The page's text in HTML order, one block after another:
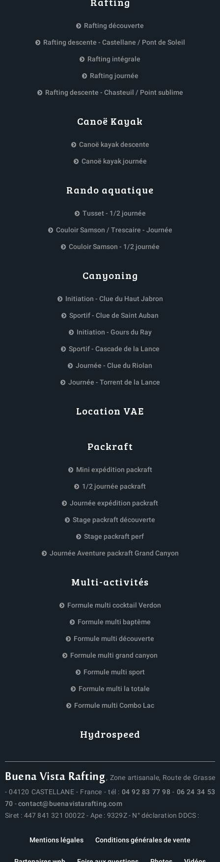
Rafting découverte
Rafting descente - Castellane / Pont de Soleil
Rafting intégrale
Rafting journée
Rafting descente - Chasteuil / Point sublime
Canoë Kayak
Canoë kayak descente
Canoë kayak journée
Rando aquatique
Tusset - 1/2 journée
Couloir Samson / Trescaire - Journée
Couloir Samson - 1/2 journée
Hydrospeed
Canyoning
Initiation - Clue du Haut Jabron
Sportif - Clue de Saint Auban
Initiation - Gours du Ray
Sportif - Cascade de la Lance
Journée - Clue du Riolan
Journée - Torrent de la Lance
Location VAE
Packraft
Mini expédition packraft
1/2 journée packraft
Journée expédition packraft
Stage packraft découverte
Stage packraft perf
Journée Aventure packraft Grand Canyon
Multi-activités
Formule multi cocktail Verdon
Formule multi baptême
Formule multi découverte
Formule multi grand canyon
Formule multi sport
Formule multi la totale
Formule multi Combo Lac
Buena Vista Rafting, Zone artisanale, Route de Grasse
- 04120 CASTELLANE - France - tél : 04 92 83 77 98 - 06 24 34 53
70 -contact@buenavistarafting.com
Siret : 447 841 321 00022 - Ape : 9329Z - N° déclaration DDCS :
Mentions légales Conditions générales de vente